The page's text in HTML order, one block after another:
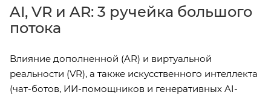
AI, VR и AR: 3 ручейка большого
потока
Влияние дополненной (AR) и виртуальной
реальности (VR), а также искусственного интеллекта
(чат-ботов, ИИ-помощников и генеративных AI-